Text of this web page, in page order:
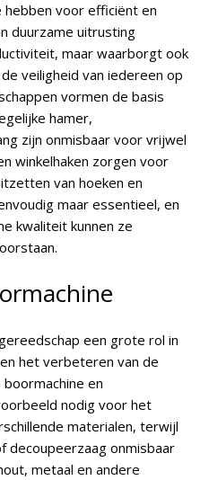
voor efficiënt en
duurzame uitrusting
maar waarborgt ook
veiligheid van iedereen op
vormen de basis
hamer,
zijn onmisbaar voor vrijwel
winkelhaken zorgen voor
van hoeken en
maar essentieel, en
kwaliteit kunnen ze
een grote rol in
het verbeteren van de
en
nodig voor het
materialen, terwijl
decoupeerzaag onmisbaar
metaal en andere